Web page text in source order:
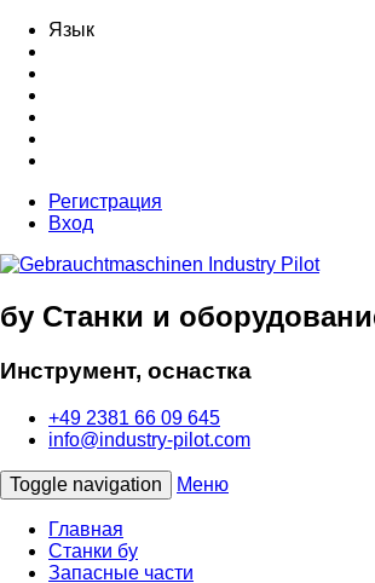
Язык
Регистрация
Вход
бу Станки и
Инструмент, оснастка
+49 2381 66 09 645
info@industry-pilot.com
Toggle navigation Меню
Главная
Станки бу
Запасные части